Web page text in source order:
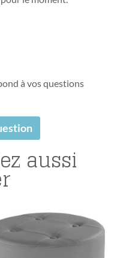
à vos questions
aussi